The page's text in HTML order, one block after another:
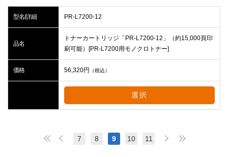
型名/詳細 PR-L7200-12
品名
トナーカートリッジ「PR-L7200-12」（約15,000頁印
刷可能）[PR-L7200用モノクロトナー]
価格 56,320円 （税込）
選択
7 8 9 10 11